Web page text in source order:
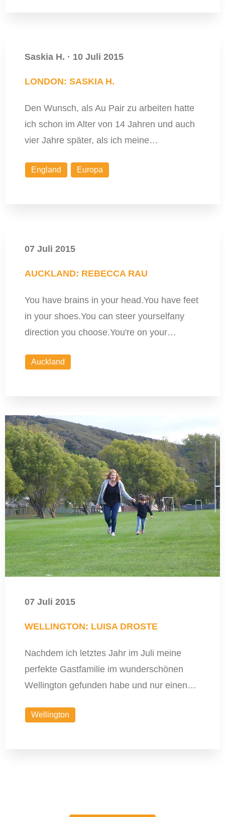
Saskia H. · 10 Juli 2015
LONDON: SASKIA H.
Den Wunsch, als Au Pair zu arbeiten hatte
ich schon im Alter von 14 Jahren und auch
vier Jahre später, als ich meine…
England Europa
07 Juli 2015
AUCKLAND: REBECCA RAU
You have brains in your head.You have feet
in your shoes.You can steer yourselfany
direction you choose.You're on your…
Auckland
07 Juli 2015
WELLINGTON: LUISA DROSTE
Nachdem ich letztes Jahr im Juli meine
perfekte Gastfamilie im wunderschönen
Wellington gefunden habe und nur einen…
Wellington